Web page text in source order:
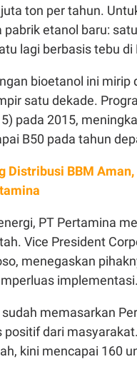
ton per tahun.
etanol baru:
lagi berbasis tebu di
bioetanol ini mirip
satu dekade.
pada 2015,
B50 pada tahun
Distribusi BBM
PT Pertamina
Vice President
menegaskan
implementasi.
memasarkan
dari
kini mencapai 160